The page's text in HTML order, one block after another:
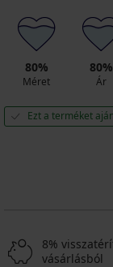
80%
Méret
80%
Ár
Ezt a terméket
8%
vásárlásból